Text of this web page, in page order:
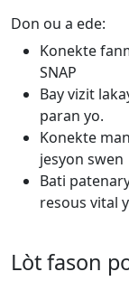
Don ou a ede:
Konekte
SNAP
Bay vizit
paran yo.
Konekte
jesyon swen
Bati
resous vital
Lòt fason